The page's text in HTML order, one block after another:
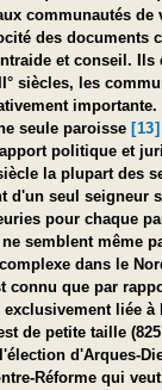
communautés
des
et conseil.
siècles, les
seule paroisse [13]
politique et
la plupart des
d'un seul seigneur
pour chaque
semblent même
dans le
connu que par
liée à
de petite taille
d'Arques-
Réforme qui